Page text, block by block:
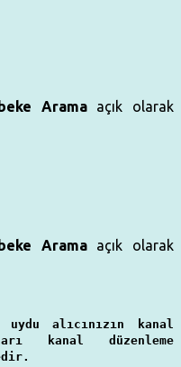
Aramaaçık olarak
Aramaaçık olarak
uydu alıcınızın kanal
kanal düzenleme